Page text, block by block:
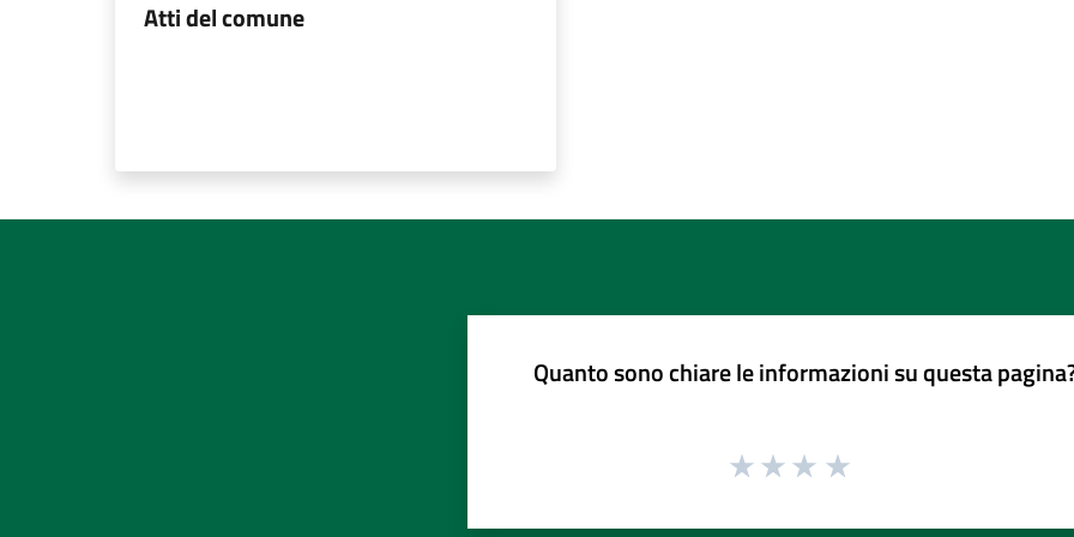
Atti del comune
Quanto sono chiare le informazioni su questa